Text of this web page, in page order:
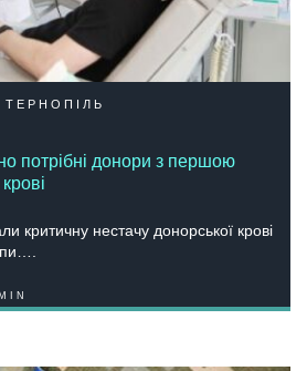
ТЕРНОПІЛЬ
потрібні донори з першою
критичну нестачу донорської крові